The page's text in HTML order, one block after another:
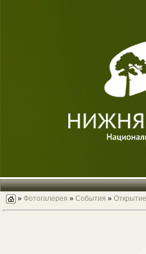
» Фотогалерея » События »